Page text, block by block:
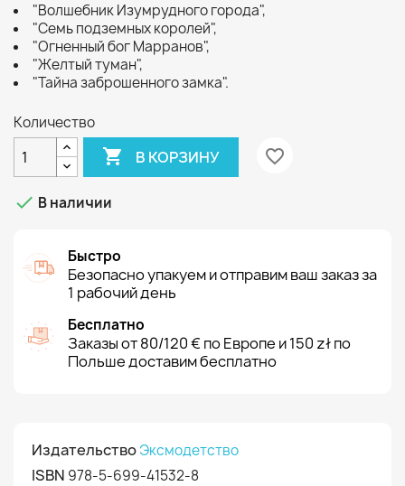
"Волшебник Изумрудного города",
"Семь подземных королей",
"Огненный бог Марранов",
"Желтый туман",
"Тайна заброшенного замка".
Количество
 В КОРЗИНУ favorite_border
 В наличии
Быстро
Безопасно упакуем и отправим ваш заказ за
1 рабочий день
Бесплатно
Заказы от 80/120 € по Европе и 150 zł по
Польше доставим бесплатно
ИздательствоЭксмодетство
ISBN 978-5-699-41532-8